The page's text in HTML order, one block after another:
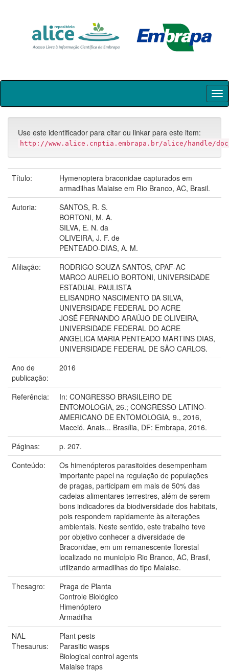
Skip
Use este identificador para citar ou linkar para este item:
http://www.alice.cnptia.embrapa.br/alice/handle/doc/
Título:
Hymenoptera braconidae capturados em
armadilhas Malaise em Rio Branco, AC, Brasil.
Autoria:
SANTOS, R. S.
BORTONI, M. A.
SILVA, E. N. da
OLIVEIRA, J. F. de
PENTEADO-DIAS, A. M.
Afiliação:
RODRIGO SOUZA SANTOS, CPAF-AC
MARCO AURELIO BORTONI, UNIVERSIDADE
ESTADUAL PAULISTA
ELISANDRO NASCIMENTO DA SILVA,
UNIVERSIDADE FEDERAL DO ACRE
JOSÉ FERNANDO ARAÚJO DE OLIVEIRA,
UNIVERSIDADE FEDERAL DO ACRE
ANGELICA MARIA PENTEADO MARTINS DIAS,
UNIVERSIDADE FEDERAL DE SÃO CARLOS.
Ano de
publicação:
2016
Referência:
In: CONGRESSO BRASILEIRO DE
ENTOMOLOGIA, 26.; CONGRESSO LATINO-
AMERICANO DE ENTOMOLOGIA, 9., 2016,
Maceió. Anais... Brasília, DF: Embrapa, 2016.
Páginas:
p. 207.
Conteúdo:
Os himenópteros parasitoides desempenham
importante papel na regulação de populações
de pragas, participam em mais de 50% das
cadeias alimentares terrestres, além de serem
bons indicadores da biodiversidade dos habitats,
pois respondem rapidamente às alterações
ambientais. Neste sentido, este trabalho teve
por objetivo conhecer a diversidade de
Braconidae, em um remanescente florestal
localizado no município Rio Branco, AC, Brasil,
utilizando armadilhas do tipo Malaise.
Thesagro:
Praga de Planta
Controle Biológico
Himenóptero
Armadilha
NAL
Thesaurus:
Plant pests
Parasitic wasps
Biological control agents
Malaise traps